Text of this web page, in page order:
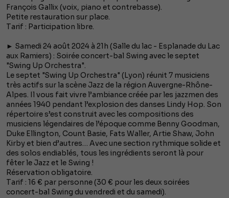
François Gallix (voix, piano et contrebasse).
Petite restauration sur place.
Tarif : Participation libre.
► Samedi 24 août 2024 à 21h (Salle du lac - Esplanade du Lac
aux Ramiers) : Soirée concert-bal Swing avec le septet
"Swing Up Orchestra".
Le septet "Swing Up Orchestra" (Lyon) réunit 7 musiciens
très actifs sur la scène Jazz de la région Auvergne-Rhône-
Alpes. Il vous fait vivre l’ambiance créée par les jazzmen des
années 1940 pendant l’explosion des danses Lindy Hop. Son
répertoire s’est construit avec les compositions des
musiciens légendaires de l’époque comme Benny Goodman,
Duke Ellington, Count Basie, Fats Waller, Artie Shaw, John
Kirby et bien d’autres… Avec une section rythmique solide et
des solos endiablés, tous les ingrédients seront là pour
fêter le Jazz et le Swing !
Réservation obligatoire.
Tarif : 16 € par personne (30 € pour les deux soirées
concert-bal Swing du vendredi et du samedi).